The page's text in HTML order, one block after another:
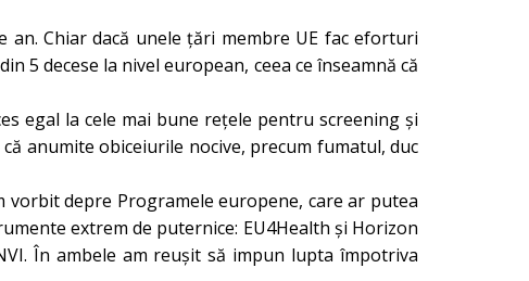
an. Chiar dacă unele țări membre UE fac eforturi
5 decese la nivel european, ceea ce înseamnă că
egal la cele mai bune rețele pentru screening și
anumite obiceiurile nocive, precum fumatul, duc
vorbit depre Programele europene, care ar putea
extrem de puternice: EU4Health și Horizon
În ambele am reușit să impun lupta împotriva